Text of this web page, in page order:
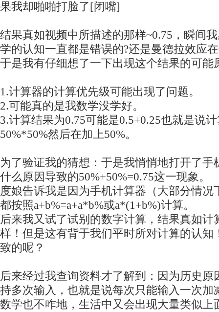
果我却啪啪打脸了[闭嘴]
结果真如视频中所描述的那样~0.75，瞬间
学的认知一直都是错误的?还是曼德拉效应
于是我有仔细想了一下出现这个结果的可能
1.计算器的计算优先级可能出现了问题。
2.可能真的是我数学没学好。
3.计算结果为0.75可能是0.5+0.25也就是说
50%*50%然后在加上50%。
为了验证我的猜想：于是我悄悄地打开了手
什么原因导致的50%+50%=0.75这一现象。
度娘告诉我是因为手机计算器（大部分情况
都按照a+b%=a+a*b%或a*(1+b%)计算。
后来我又试了试别的数字计算，结果真如计
样！但是这有背于我们平时所对计算的认知
致的呢？
后来经过我查询资料才了解到：因为历史原
持多次输入，也就是说每次只能输入一次加
数学也不咋地，生活中又会出现大量类似上